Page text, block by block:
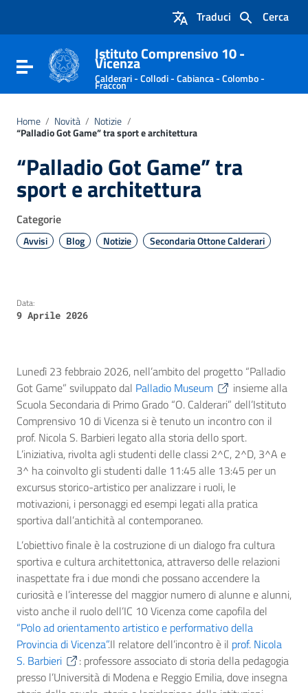
Vai al footer
Cerca
Traduci
Attiva / disattiva la navigazione
Istituto Comprensivo 10 -
Vicenza
Calderari - Collodi - Cabianca - Colombo -
Fraccon
Home / Novità / Notizie /
“Palladio Got Game” tra sport e architettura
“Palladio Got Game” tra
sport e architettura
Categorie
Avvisi Blog Notizie Secondaria Ottone Calderari
Data:
9 Aprile 2026
Lunedì 23 febbraio 2026, nell’ambito del progetto “Palladio
Got Game” sviluppato dal Palladio Museum
insieme alla
Scuola Secondaria di Primo Grado “O. Calderari” dell’Istituto
Comprensivo 10 di Vicenza si è tenuto un incontro con il
prof. Nicola S. Barbieri legato alla storia dello sport.
L’iniziativa, rivolta agli studenti delle classi 2^C, 2^D, 3^A e
3^ ha coinvolto gli studenti dalle 11:45 alle 13:45 per un
excursus storico-artistico per analizzare i ruoli, le
motivazioni, i personaggi ed esempi legati alla pratica
sportiva dall’antichità al contemporaneo.
L’obiettivo finale è la costruzione di un dialogo fra cultura
sportiva e cultura architettonica, attraverso delle relazioni
inaspettate fra i due mondi che possano accendere la
curiosità e l’interesse del maggior numero di alunne e alunni,
visto anche il ruolo dell’IC 10 Vicenza come capofila del
“Polo ad orientamento artistico e performativo della
Provincia di Vicenza”.Il relatore dell’incontro è il prof. Nicola
S. Barbieri
: professore associato di storia della pedagogia
presso l’Università di Modena e Reggio Emilia, dove insegna